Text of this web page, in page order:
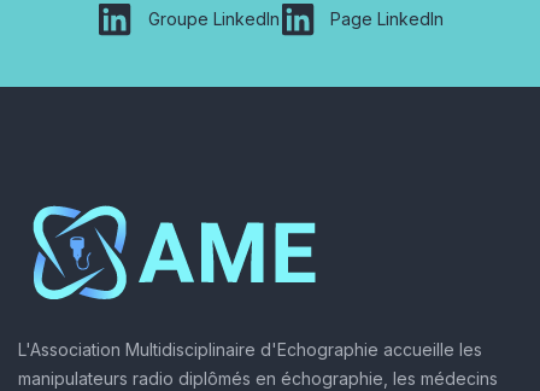
Groupe LinkedIn
Page LinkedIn
L'Association Multidisciplinaire d'Echographie accueille les
manipulateurs radio diplômés en échographie, les médecins